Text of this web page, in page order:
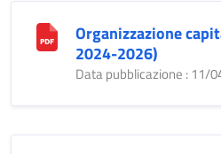
Organizzazione
2024-2026)
Data pubblicazione : 11/